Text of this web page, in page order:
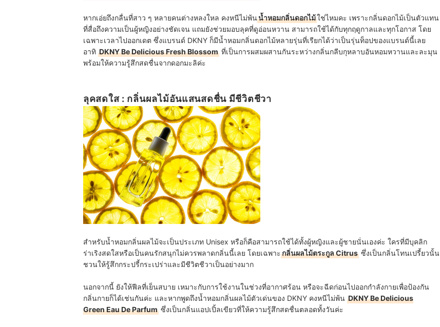
หากเอ่ยถึงกลื่นที่สาว ๆ หลายคนต่างหลงใหล คงหนีไม่พ้นน้ำหอมกลิ่นดอกไม้ใช่ไหมคะ เพราะกลิ่นดอกไม้เป็นตัวแทน
ที่สื่อถึงความเป็นผู้หญิงอย่างชัดเจน แถมยังช่วยมอบลุคที่ดูอ่อนหวาน สามารถใช้ได้กับทุกฤดูกาลและทุกโอกาส โดย
เฉพาะเวลาไปออกเดต ซึ่งแบรนด์ DKNY ก็มีน้ำหอมกลิ่นดอกไม้หลายรุ่นที่เรียกได้ว่าเป็นรุ่นท็อปของแบรนด์นี้เลย
อาทิ DKNY Be Delicious Fresh Blossom ที่เป็นการผสมผสานกันระหว่างกลิ่นกลีบกุหลาบอันหอมหวานและละมุน
พร้อมให้ความรู้สึกสดชื่นจากดอกมะลิค่ะ
ลุคสดใส : กลิ่นผลไม้อันแสนสดชื่น มีชีวิตชีวา
สำหรับน้ำหอมกลิ่นผลไม้จะเป็นประเภท Unisex หรือก็คือสามารถใช้ได้ทั้งผู้หญิงและผู้ชายนั่นเองค่ะ ใครที่มีบุคลิก
ร่าเริงสดใสหรือเป็นคนรักสนุกไม่ควรพลาดกลิ่นนี้เลย โดยเฉพาะกลิ่นผลไม้ตระกูล Citrus ซึ่งเป็นกลิ่นโทนเปรี้ยวนั้น
ชวนให้รู้สึกกระปรี้กระเปร่าและมีชีวิตชีวาเป็นอย่างมาก
นอกจากนี้ ยังให้ฟีลที่เย็นสบาย เหมาะกับการใช้งานในช่วงที่อากาศร้อน หรือจะฉีดก่อนไปออกกำลังกายเพื่อป้องกัน
กลิ่นกายก็ได้เช่นกันค่ะ และหากพูดถึงน้ำหอมกลิ่นผลไม้ตัวเด่นของ DKNY คงหนีไม่พ้น DKNY Be Delicious
Green Eau De Parfum ซึ่งเป็นกลิ่นแอปเปิ้ลเขียวที่ให้ความรู้สึกสดชื่นตลอดทั้งวันค่ะ